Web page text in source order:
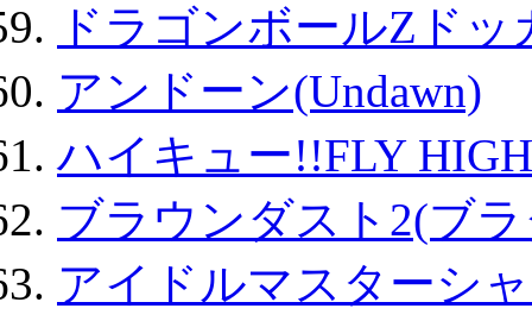
ドラゴンボールZド
アンドーン(Undawn)
ハイキュー!!FLY HIGH
ブラウンダスト2(ブ
アイドルマスターシ